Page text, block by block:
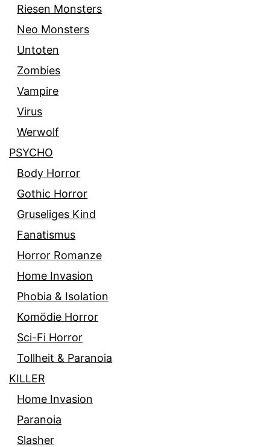
Riesen Monsters
Neo Monsters
Untoten
Zombies
Vampire
Virus
Werwolf
PSYCHO
Body Horror
Gothic Horror
Gruseliges Kind
Fanatismus
Horror Romanze
Home Invasion
Phobia & Isolation
Komödie Horror
Sci-Fi Horror
Tollheit & Paranoia
KILLER
Home Invasion
Paranoia
Slasher